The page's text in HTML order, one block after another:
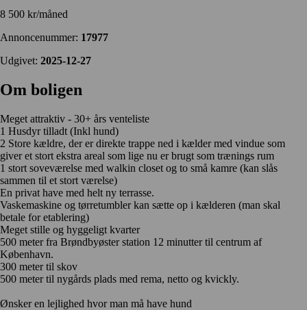
8 500 kr/måned
Annoncenummer: 17977
Udgivet: 2025-12-27
Om boligen
Meget attraktiv - 30+ års venteliste
1 Husdyr tilladt (Inkl hund)
2 Store kældre, der er direkte trappe ned i kælder med vindue som
giver et stort ekstra areal som lige nu er brugt som trænings rum
1 stort soveværelse med walkin closet og to små kamre (kan slås
sammen til et stort værelse)
En privat have med helt ny terrasse.
Vaskemaskine og tørretumbler kan sætte op i kælderen (man skal
betale for etablering)
Meget stille og hyggeligt kvarter
500 meter fra Brøndbyøster station 12 minutter til centrum af
København.
300 meter til skov
500 meter til nygårds plads med rema, netto og kvickly.
Ønsker en lejlighed hvor man må have hund